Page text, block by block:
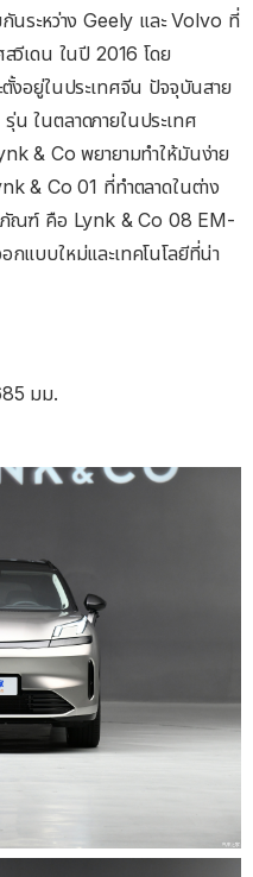
นระหว่าง Geely และ Volvo ที่
วีเดน ในปี 2016 โดย
งอยู่ในประเทศจีน ปัจจุบันสาย
ในตลาดภายในประเทศ
& Co พยายามทำให้มันง่าย
& Co 01 ที่ทำตลาดในต่าง
ภัณฑ์ คือ Lynk & Co 08 EM-
กแบบใหม่และเทคโนโลยีที่น่า
มม.